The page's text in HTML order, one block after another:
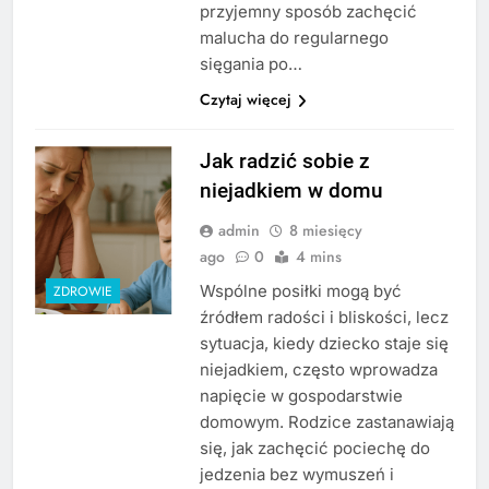
przyjemny sposób zachęcić
malucha do regularnego
sięgania po…
Czytaj więcej
ZDROWIE
Jak radzić sobie z
niejadkiem w domu
admin
8 miesięcy
ago
0 4 mins
Wspólne posiłki mogą być
źródłem radości i bliskości, lecz
sytuacja, kiedy dziecko staje się
niejadkiem, często wprowadza
napięcie w gospodarstwie
domowym. Rodzice zastanawiają
się, jak zachęcić pociechę do
jedzenia bez wymuszeń i